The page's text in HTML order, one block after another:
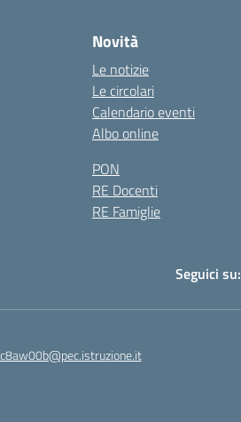
Novità
Le notizie
Le circolari
Calendario eventi
Albo online
PON
RE Docenti
RE Famiglie
Seguici su: